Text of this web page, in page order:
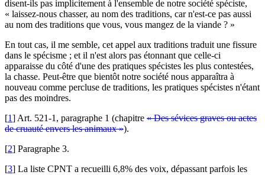
disent-ils pas implicitement à l'ensemble de notre société spéciste,
« laissez-nous chasser, au nom des traditions, car n'est-ce pas aussi
au nom des traditions que vous, vous mangez de la viande ? »
En tout cas, il me semble, cet appel aux traditions traduit une fissure
dans le spécisme ; et il n'est alors pas étonnant que celle-ci
apparaisse du côté d'une des pratiques spécistes les plus contestées,
la chasse. Peut-être que bientôt notre société nous apparaîtra à
nouveau comme percluse de traditions, les pratiques spécistes n'étant
pas des moindres.
[1] Art. 521-1, paragraphe 1 (chapitre « Des sévices graves ou actes
de cruauté envers les animaux »).
[2] Paragraphe 3.
[3] La liste CPNT a recueilli 6,8% des voix, dépassant parfois les